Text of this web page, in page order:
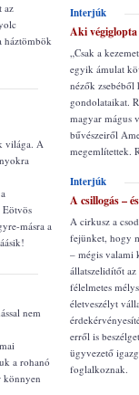
az
háztömbök
világa. A
másra a
nem
a rohanó
könnyen
Interjúk
Aki
„Csak a
egyik ámulat
nézők
gondolataikat.
magyar mágus
bűvészeiről
megemlítettek.
Interjúk
A csillogás –
A cirkusz a
fejünket, hogy
– mégis valami
állatszelidítőt
félelmetes
életveszélyt
erről is
ügyvezető
foglalkoznak.